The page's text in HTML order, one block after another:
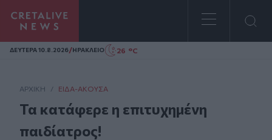
Homepage
ΔΕΥΤΕΡΑ 10.8.2026/ΗΡΑΚΛΕΙΟ 26 °C
ΑΡΧΙΚΗ / ΕΊΔΑ-ΆΚΟΥΣΑ
Τα κατάφερε η επιτυχημένη
παιδίατρος!